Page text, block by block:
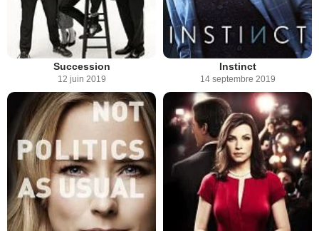
Succession
12 juin 2019
Instinct
14 septembre 2019